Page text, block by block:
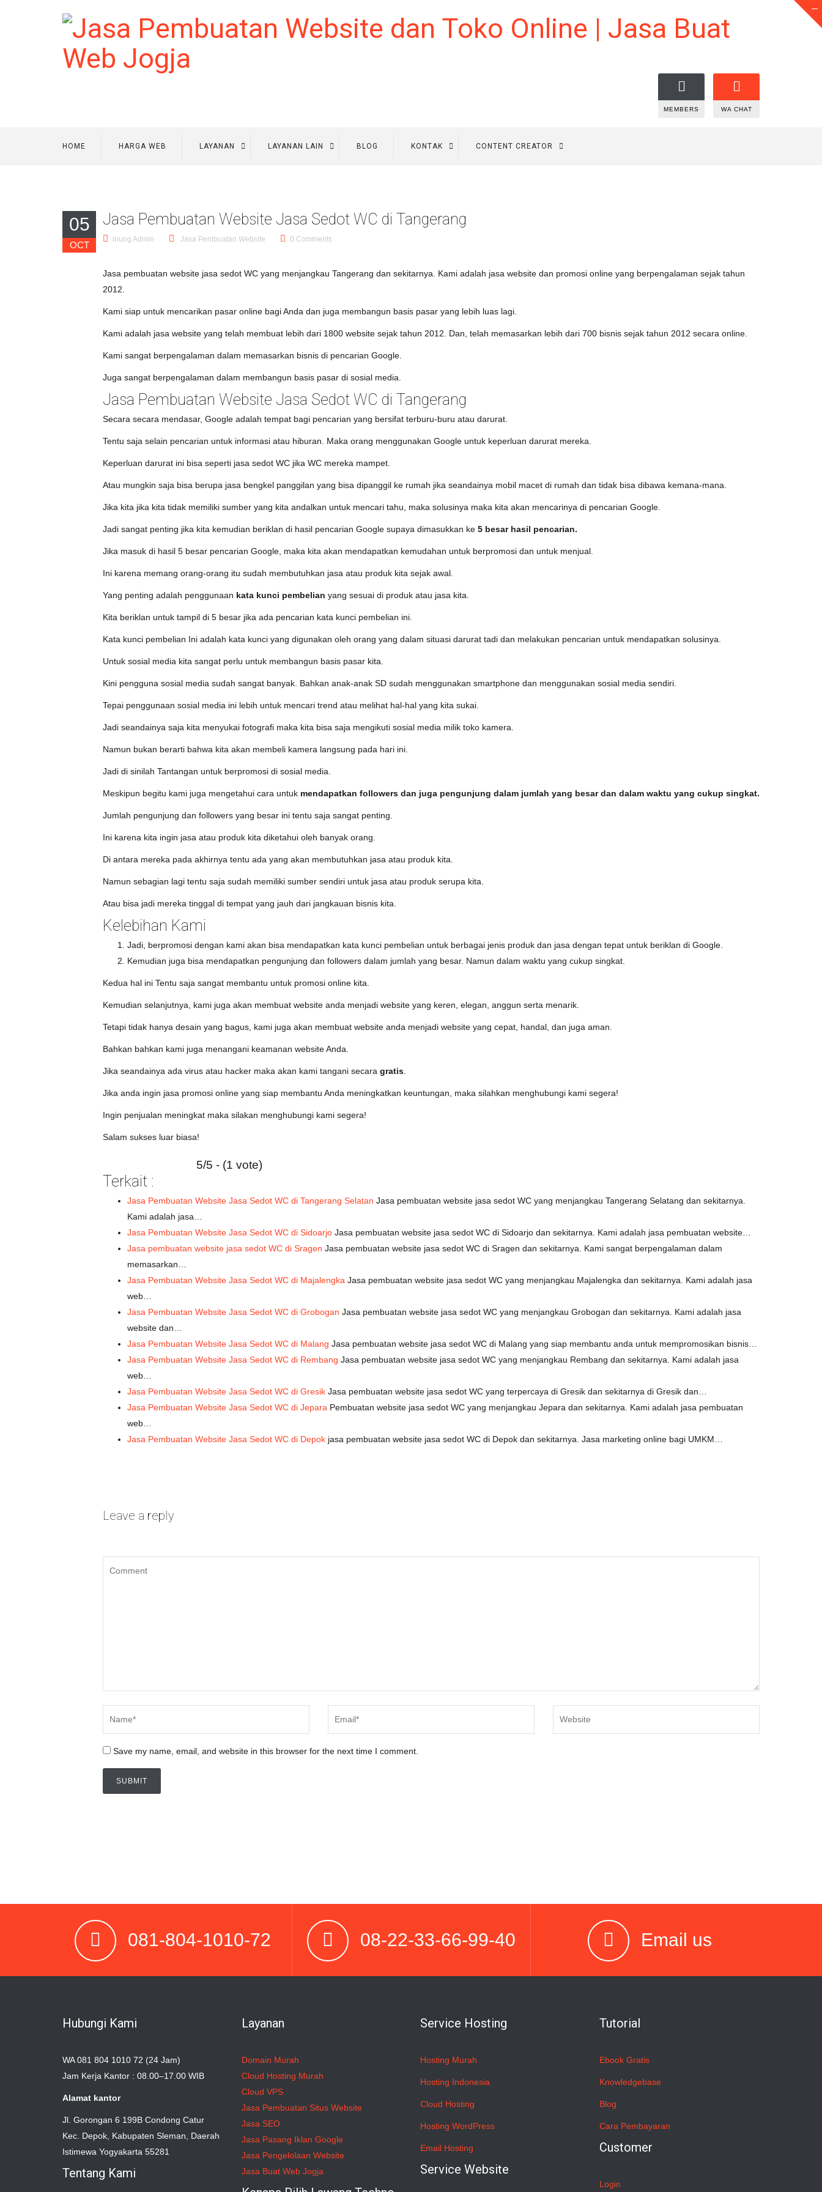
MEMBERS WA CHAT
HOME HARGA WEB LAYANAN LAYANAN LAIN BLOG KONTAK CONTENT CREATOR
05
OCT
Jasa Pembuatan Website Jasa Sedot WC di Tangerang
inung Admin Jasa Pembuatan Website 0 Comments
Jasa pembuatan website jasa sedot WC yang menjangkau Tangerang dan sekitarnya. Kami adalah jasa website dan promosi online yang berpengalaman sejak tahun
2012.
Kami siap untuk mencarikan pasar online bagi Anda dan juga membangun basis pasar yang lebih luas lagi.
Kami adalah jasa website yang telah membuat lebih dari 1800 website sejak tahun 2012. Dan, telah memasarkan lebih dari 700 bisnis sejak tahun 2012 secara online.
Kami sangat berpengalaman dalam memasarkan bisnis di pencarian Google.
Juga sangat berpengalaman dalam membangun basis pasar di sosial media.
Jasa Pembuatan Website Jasa Sedot WC di Tangerang
Secara secara mendasar, Google adalah tempat bagi pencarian yang bersifat terburu-buru atau darurat.
Tentu saja selain pencarian untuk informasi atau hiburan. Maka orang menggunakan Google untuk keperluan darurat mereka.
Keperluan darurat ini bisa seperti jasa sedot WC jika WC mereka mampet.
Atau mungkin saja bisa berupa jasa bengkel panggilan yang bisa dipanggil ke rumah jika seandainya mobil macet di rumah dan tidak bisa dibawa kemana-mana.
Jika kita jika kita tidak memiliki sumber yang kita andalkan untuk mencari tahu, maka solusinya maka kita akan mencarinya di pencarian Google.
Jadi sangat penting jika kita kemudian beriklan di hasil pencarian Google supaya dimasukkan ke 5 besar hasil pencarian.
Jika masuk di hasil 5 besar pencarian Google, maka kita akan mendapatkan kemudahan untuk berpromosi dan untuk menjual.
Ini karena memang orang-orang itu sudah membutuhkan jasa atau produk kita sejak awal.
Yang penting adalah penggunaan kata kunci pembelian yang sesuai di produk atau jasa kita.
Kita beriklan untuk tampil di 5 besar jika ada pencarian kata kunci pembelian ini.
Kata kunci pembelian Ini adalah kata kunci yang digunakan oleh orang yang dalam situasi darurat tadi dan melakukan pencarian untuk mendapatkan solusinya.
Untuk sosial media kita sangat perlu untuk membangun basis pasar kita.
Kini pengguna sosial media sudah sangat banyak. Bahkan anak-anak SD sudah menggunakan smartphone dan menggunakan sosial media sendiri.
Tepai penggunaan sosial media ini lebih untuk mencari trend atau melihat hal-hal yang kita sukai.
Jadi seandainya saja kita menyukai fotografi maka kita bisa saja mengikuti sosial media milik toko kamera.
Namun bukan berarti bahwa kita akan membeli kamera langsung pada hari ini.
Jadi di sinilah Tantangan untuk berpromosi di sosial media.
Meskipun begitu kami juga mengetahui cara untuk mendapatkan followers dan juga pengunjung dalam jumlah yang besar dan dalam waktu yang cukup singkat.
Jumlah pengunjung dan followers yang besar ini tentu saja sangat penting.
Ini karena kita ingin jasa atau produk kita diketahui oleh banyak orang.
Di antara mereka pada akhirnya tentu ada yang akan membutuhkan jasa atau produk kita.
Namun sebagian lagi tentu saja sudah memiliki sumber sendiri untuk jasa atau produk serupa kita.
Atau bisa jadi mereka tinggal di tempat yang jauh dari jangkauan bisnis kita.
Kelebihan Kami
Jadi, berpromosi dengan kami akan bisa mendapatkan kata kunci pembelian untuk berbagai jenis produk dan jasa dengan tepat untuk beriklan di Google.
Kemudian juga bisa mendapatkan pengunjung dan followers dalam jumlah yang besar. Namun dalam waktu yang cukup singkat.
Kedua hal ini Tentu saja sangat membantu untuk promosi online kita.
Kemudian selanjutnya, kami juga akan membuat website anda menjadi website yang keren, elegan, anggun serta menarik.
Tetapi tidak hanya desain yang bagus, kami juga akan membuat website anda menjadi website yang cepat, handal, dan juga aman.
Bahkan bahkan kami juga menangani keamanan website Anda.
Jika seandainya ada virus atau hacker maka akan kami tangani secara gratis
Jika anda ingin jasa promosi online yang siap membantu Anda meningkatkan keuntungan, maka silahkan menghubungi kami segera!
Ingin penjualan meningkat maka silakan menghubungi kami segera!
Salam sukses luar biasa!
5/5 - (1 vote)
Terkait :
Jasa Pembuatan Website Jasa Sedot WC di Tangerang Selatan Jasa pembuatan website jasa sedot WC yang menjangkau Tangerang Selatang dan sekitarnya.
Kami adalah jasa…
Jasa Pembuatan Website Jasa Sedot WC di Sidoarjo Jasa pembuatan website jasa sedot WC di Sidoarjo dan sekitarnya. Kami adalah jasa pembuatan website…
Jasa pembuatan website jasa sedot WC di Sragen Jasa pembuatan website jasa sedot WC di Sragen dan sekitarnya. Kami sangat berpengalaman dalam
memasarkan…
Jasa Pembuatan Website Jasa Sedot WC di Majalengka Jasa pembuatan website jasa sedot WC yang menjangkau Majalengka dan sekitarnya. Kami adalah jasa
web…
Jasa Pembuatan Website Jasa Sedot WC di Grobogan Jasa pembuatan website jasa sedot WC yang menjangkau Grobogan dan sekitarnya. Kami adalah jasa
website dan…
Jasa Pembuatan Website Jasa Sedot WC di Malang Jasa pembuatan website jasa sedot WC di Malang yang siap membantu anda untuk mempromosikan bisnis…
Jasa Pembuatan Website Jasa Sedot WC di Rembang Jasa pembuatan website jasa sedot WC yang menjangkau Rembang dan sekitarnya. Kami adalah jasa
web…
Jasa Pembuatan Website Jasa Sedot WC di Gresik Jasa pembuatan website jasa sedot WC yang terpercaya di Gresik dan sekitarnya di Gresik dan…
Jasa Pembuatan Website Jasa Sedot WC di Jepara Pembuatan website jasa sedot WC yang menjangkau Jepara dan sekitarnya. Kami adalah jasa pembuatan
web…
Jasa Pembuatan Website Jasa Sedot WC di Depok jasa pembuatan website jasa sedot WC di Depok dan sekitarnya. Jasa marketing online bagi UMKM…
Leave a reply
Save my name, email, and website in this browser for the next time I comment.
081-804-1010-72 08-22-33-66-99-40 Email us
Hubungi Kami
WA 081 804 1010 72 (24 Jam)
Jam Kerja Kantor : 08.00–17.00 WIB
Alamat kantor
Jl. Gorongan 6 199B Condong Catur
Kec. Depok, Kabupaten Sleman, Daerah
Istimewa Yogyakarta 55281
Tentang Kami
Layanan
Domain Murah
Cloud Hosting Murah
Cloud VPS
Jasa Pembuatan Situs Website
Jasa SEO
Jasa Pasang Iklan Google
Jasa Pengelolaan Website
Jasa Buat Web Jogja
Service Hosting
Hosting Murah
Hosting Indonesia
Cloud Hosting
Hosting WordPress
Email Hosting
Service Website
Tutorial
Ebook Gratis
Knowledgebase
Blog
Cara Pembayaran
Customer
Login